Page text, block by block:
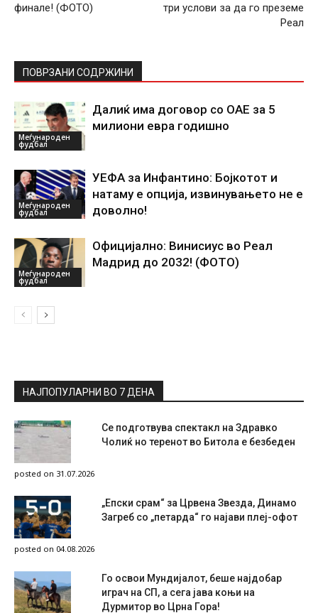
финале! (ФОТО)
три услови за да го преземе
Реал
ПОВРЗАНИ СОДРЖИНИ
Меѓународен
фудбал
Далиќ има договор со ОАЕ за 5
милиони евра годишно
Меѓународен
фудбал
УЕФА за Инфантино: Бојкотот и
натаму е опција, извинувањето не е
доволно!
Меѓународен
фудбал
Официјално: Винисиус во Реал
Мадрид до 2032! (ФОТО)
НАЈПОПУЛАРНИ ВО 7 ДЕНА
Се подготвува спектакл на Здравко
Чолиќ но теренот во Битола е безбеден
posted on 31.07.2026
„Епски срам“ за Црвена Звезда, Динамо
Загреб со „петарда“ го најави плеј-офот
posted on 04.08.2026
Го освои Мундијалот, беше најдобар
играч на СП, а сега јава коњи на
Дурмитор во Црна Гора!